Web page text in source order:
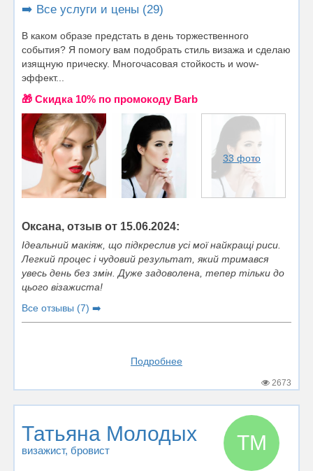
➡️ Все услуги и цены (29)
В каком образе предстать в день торжественного
события? Я помогу вам подобрать стиль визажа и сделаю
изящную прическу. Многочасовая стойкость и wow-
эффект...
🎁 Cкидка 10% по промокоду Barb
33 фото
Оксана, отзыв от 15.06.2024:
Ідеальний макіяж, що підкреслив усі мої найкращі риси.
Легкий процес і чудовий результат, який тримався
увесь день без змін. Дуже задоволена, тепер тільки до
цього візажиста!
Все отзывы (7) ➡️
Подробнее
2673
Татьяна Молодых
визажист, бровист ТМ